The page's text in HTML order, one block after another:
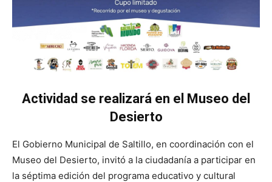
Actividad se realizará en el Museo del
Desierto
El Gobierno Municipal de Saltillo, en coordinación con el
Museo del Desierto, invitó a la ciudadanía a participar en
la séptima edición del programa educativo y cultural